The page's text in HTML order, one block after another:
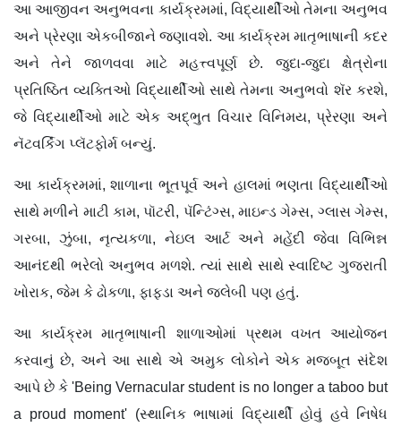
આ આજીવન અનુભવના કાર્યક્રમમાં, વિદ્યાર્થીઓ તેમના અનુભવ
અને પ્રેરણા એકબીજાને જણાવશે. આ કાર્યક્રમ માતૃભાષાની કદર
અને તેને જાળવવા માટે મહત્ત્વપૂર્ણ છે. જુદા-જુદા ક્ષેત્રોના
પ્રતિષ્ઠિત વ્યક્તિઓ વિદ્યાર્થીઓ સાથે તેમના અનુભવો શૅર કરશે,
જે વિદ્યાર્થીઓ માટે એક અદ્ભુત વિચાર વિનિમય,પ્રેરણા અને
નૅટવર્કિંગ પ્લૅટફોર્મ બન્યું.
આ કાર્યક્રમમાં,શાળાના ભૂતપૂર્વ અને હાલમાં ભણતા વિદ્યાર્થીઓ
સાથે મળીને માટી કામ,પૉટરી, પૅન્ટિંગ્સ,માઇન્ડ ગેમ્સ, ગ્લાસ ગેમ્સ,
ગરબા, ઝુંબા,નૃત્યકળા, નેઇલ આર્ટ અને મહેંદી જેવા વિભિન્ન
આનંદથી ભરેલો અનુભવ મળશે. ત્યાં સાથે સાથે સ્વાદિષ્ટ ગુજરાતી
ખોરાક, જેમ કે ઢોકળા, ફાફડા અને જલેબી પણ હતું.
આ કાર્યક્રમ માતૃભાષાની શાળાઓમાં પ્રથમ વખત આયોજન
કરવાનું છે, અને આ સાથે એ અમુક લોકોને એક મજબૂત સંદેશ
આપે છે કે 'Being Vernacular student is no longer a taboo but
a proud moment' (સ્થાનિક ભાષામાં વિદ્યાર્થી હોવું હવે નિષેધ